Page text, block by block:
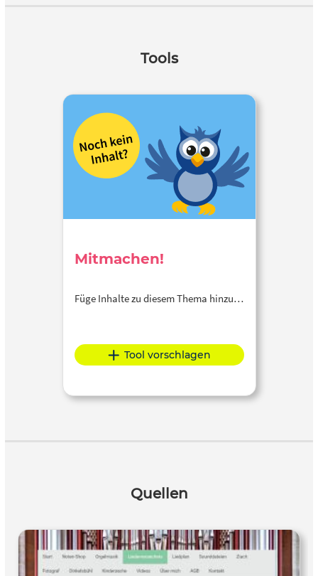
Tools
Mitmachen!
Füge Inhalte zu diesem Thema hinzu…
Tool vorschlagen
Quellen